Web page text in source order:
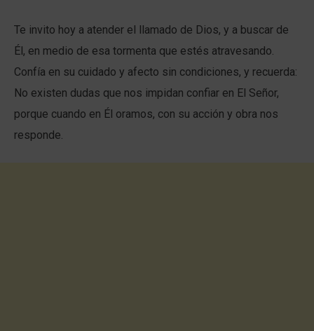
Te invito hoy a atender el llamado de Dios, y a buscar de
Él, en medio de esa tormenta que estés atravesando.
Confía en su cuidado y afecto sin condiciones, y recuerda:
No existen dudas que nos impidan confiar en El Señor,
porque cuando en Él oramos, con su acción y obra nos
responde.